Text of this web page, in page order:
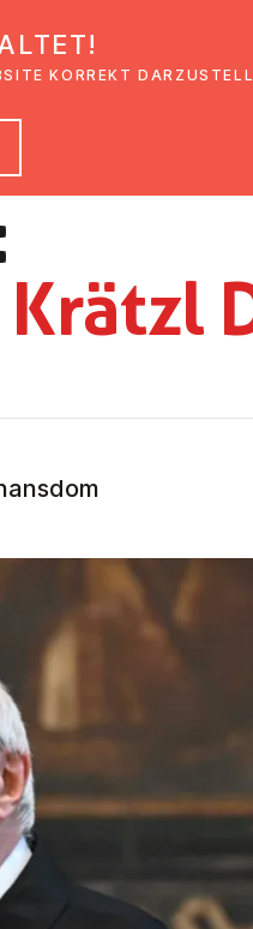
Veranstaltungen
KORREKT